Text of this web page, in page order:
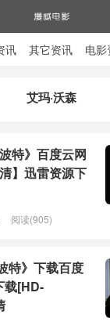
讯 其它资讯 电
艾玛·沃森
波特》百度云网
】迅雷资源下
阅读(905)
特》下载百度
载[HD-